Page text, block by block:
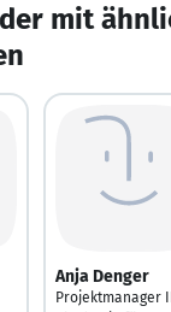
mit
Anja Denger
Projektmanager